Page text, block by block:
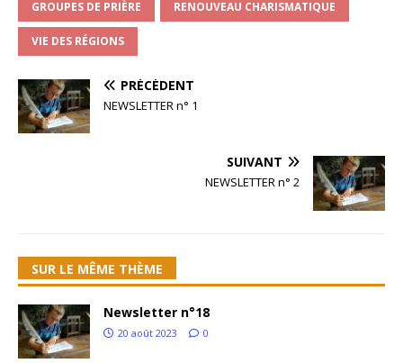
GROUPES DE PRIÈRE RENOUVEAU CHARISMATIQUE
VIE DES RÉGIONS
PRÉCÉDENT
NEWSLETTER n° 1
SUIVANT
NEWSLETTER n° 2
SUR LE MÊME THÈME
Newsletter n°18
20 août 2023 0